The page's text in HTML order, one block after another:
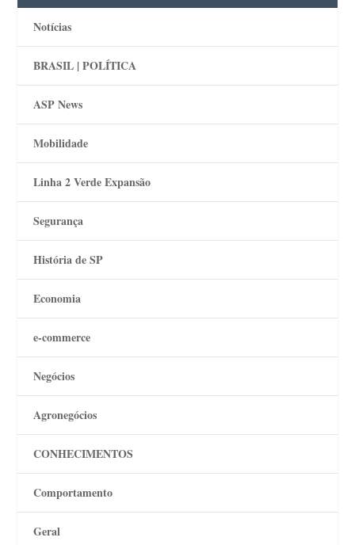
Notícias
BRASIL | POLÍTICA
ASP News
Mobilidade
Linha 2 Verde Expansão
Segurança
História de SP
Economia
e-commerce
Negócios
Agronegócios
CONHECIMENTOS
Comportamento
Geral